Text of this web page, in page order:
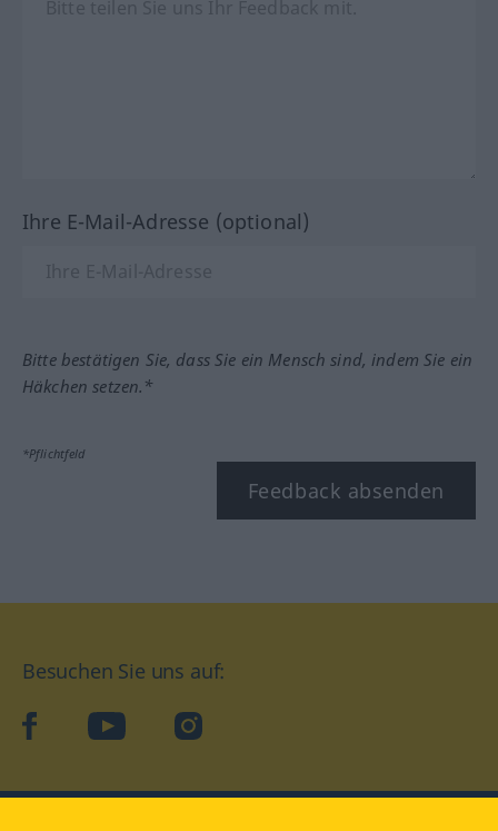
Ihre E-Mail-Adresse (optional)
Bitte bestätigen Sie, dass Sie ein Mensch sind, indem Sie ein
Häkchen setzen.*
*Pflichtfeld
Feedback absenden
Besuchen Sie uns auf:
facebookYouTube Instagram